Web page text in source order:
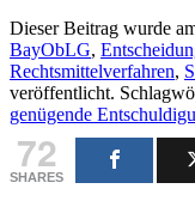
Dieser Beitrag wurde
BayObLG,
Rechtsmittelverfahren,
veröffentlicht.
genügende
72
SHARES